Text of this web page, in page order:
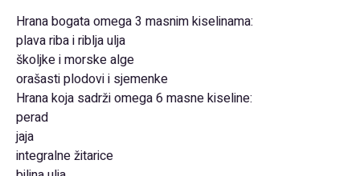
Hrana bogata omega 3 masnim kiselinama:
plava riba i riblja ulja
školjke i morske alge
orašasti plodovi i sjemenke
Hrana koja sadrži omega 6 masne kiseline:
perad
jaja
integralne žitarice